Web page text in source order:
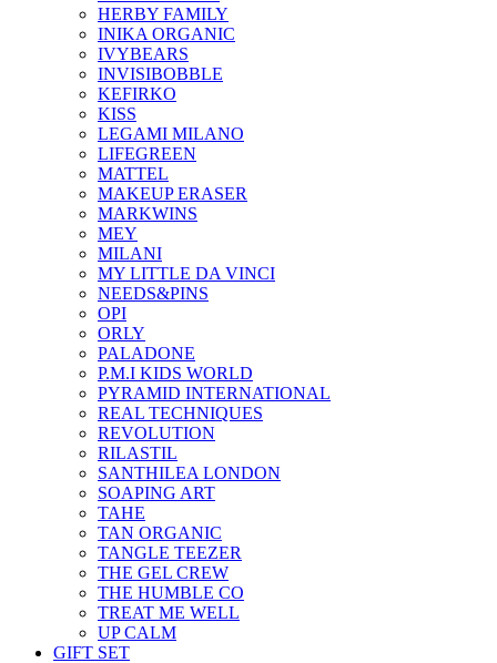
HERBY FAMILY
INIKA ORGANIC
IVYBEARS
INVISIBOBBLE
KEFIRKO
KISS
LEGAMI MILANO
LIFEGREEN
MATTEL
MAKEUP ERASER
MARKWINS
MEY
MILANI
MY LITTLE DA VINCI
NEEDS&PINS
OPI
ORLY
PALADONE
P.M.I KIDS WORLD
PYRAMID INTERNATIONAL
REAL TECHNIQUES
REVOLUTION
RILASTIL
SANTHILEA LONDON
SOAPING ART
TAHE
TAN ORGANIC
TANGLE TEEZER
THE GEL CREW
THE HUMBLE CO
TREAT ME WELL
UP CALM
GIFT SET